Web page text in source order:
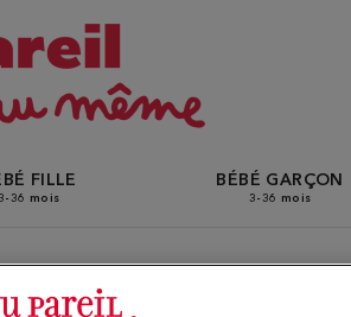
FILLE
36 mois
BÉBÉ GARÇON
3-36 mois